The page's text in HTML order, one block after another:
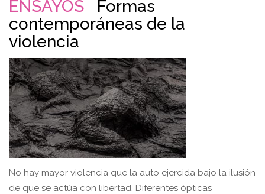
ENSAYOS
Formas
contemporáneas de la
violencia
No hay mayor violencia que la auto ejercida bajo la ilusión
de que se actúa con libertad. Diferentes ópticas